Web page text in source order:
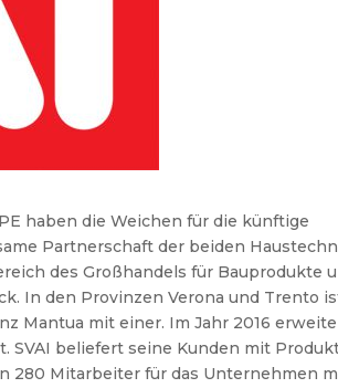
haben die Weichenfür die künftige
Partnerschaft der beiden
des Großhandels für Bauprodukte
In den Provinzen Verona und Trento
Mantua mit einer. Im Jahr 2016
SVAI beliefert seine Kunden mit
280 Mitarbeiter für das Unternehmen